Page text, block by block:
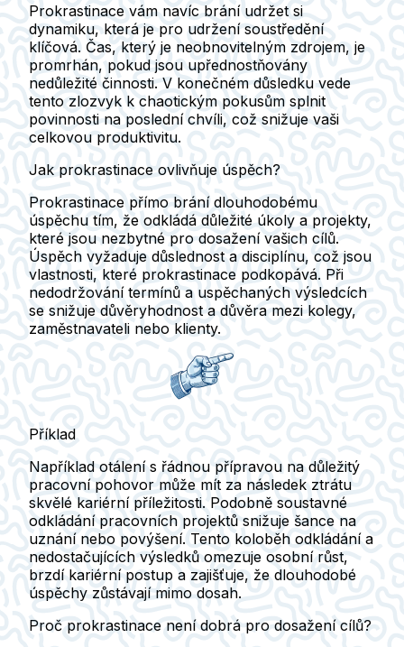
Prokrastinace vám navíc brání udržet si
dynamiku, která je pro udržení soustředění
klíčová. Čas, který je neobnovitelným zdrojem, je
promrhán, pokud jsou upřednostňovány
nedůležité činnosti. V konečném důsledku vede
tento zlozvyk k chaotickým pokusům splnit
povinnosti na poslední chvíli, což snižuje vaši
celkovou produktivitu.
Jak prokrastinace ovlivňuje úspěch?
Prokrastinace přímo brání dlouhodobému
úspěchu tím, že odkládá důležité úkoly a projekty,
které jsou nezbytné pro dosažení vašich cílů.
Úspěch vyžaduje důslednost a disciplínu, což jsou
vlastnosti, které prokrastinace podkopává. Při
nedodržování termínů a uspěchaných výsledcích
se snižuje důvěryhodnost a důvěra mezi kolegy,
zaměstnavateli nebo klienty.
Příklad
Například otálení s řádnou přípravou na důležitý
pracovní pohovor může mít za následek ztrátu
skvělé kariérní příležitosti. Podobně soustavné
odkládání pracovních projektů snižuje šance na
uznání nebo povýšení. Tento koloběh odkládání a
nedostačujících výsledků omezuje osobní růst,
brzdí kariérní postup a zajišťuje, že dlouhodobé
úspěchy zůstávají mimo dosah.
Proč prokrastinace není dobrá pro dosažení cílů?